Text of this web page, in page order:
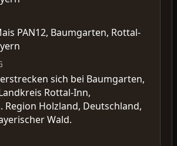
PAN12, Baumgarten, Rottal-
sich bei Baumgarten,
Rottal-Inn,
Region Holzland, Deutschland,
Wald.